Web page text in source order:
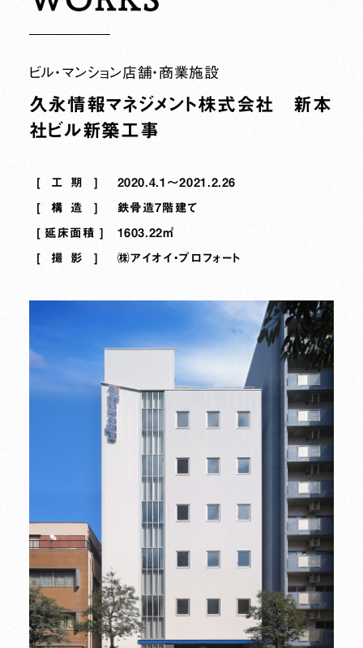
ビル・マンション店舗・商業施設
久永情報マネジメント株式会社 新本
社ビル新築工事
工期 2020.4.1～2021.2.26
構造 鉄骨造7階建て
延床面積 1603.22㎡
撮影 ㈱アイオイ・プロフォート